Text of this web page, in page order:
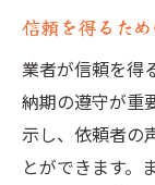
信頼を得るた
業者が信頼を得
納期の遵守が重
示し、依頼者の
とができます。